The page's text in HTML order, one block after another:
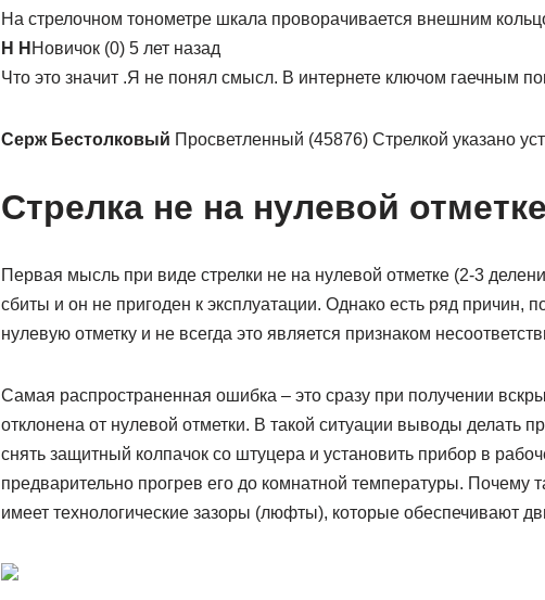
На стрелочном тонометре шкала проворачивается внешним
Н Н Новичок (0) 5 лет назад
Что это значит .Я не понял смысл. В интернете ключом гаечным
Серж Бестолковый Просветленный (45876) Стрелкой указано
Стрелка не на нулевой отметке
Первая мысль при виде стрелки не на нулевой отметке (2-3
сбиты и он не пригоден к эксплуатации. Однако есть ряд причин,
нулевую отметку и не всегда это является признаком
Самая распространенная ошибка – это сразу при получении
отклонена от нулевой отметки. В такой ситуации выводы делать
снять защитный колпачок со штуцера и установить прибор в
предварительно прогрев его до комнатной температуры. Почему
имеет технологические зазоры (люфты), которые обеспечивают